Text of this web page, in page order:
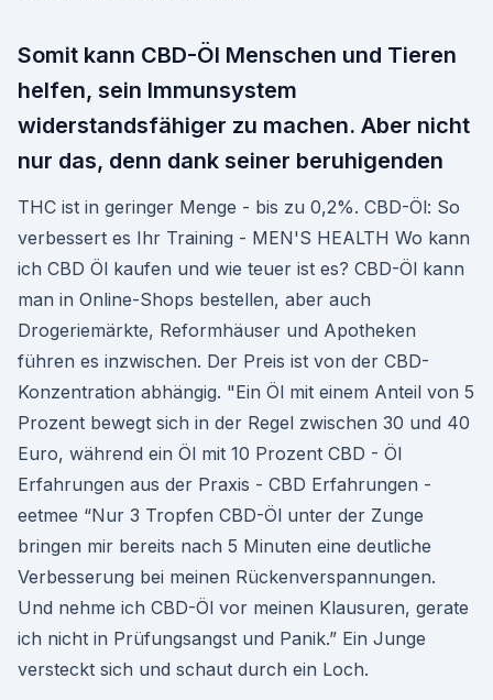
Somit kann CBD-Öl Menschen und Tieren
helfen, sein Immunsystem
widerstandsfähiger zu machen. Aber nicht
nur das, denn dank seiner beruhigenden
THC ist in geringer Menge - bis zu 0,2%. CBD-Öl: So
verbessert es Ihr Training - MEN'S HEALTH Wo kann
ich CBD Öl kaufen und wie teuer ist es? CBD-Öl kann
man in Online-Shops bestellen, aber auch
Drogeriemärkte, Reformhäuser und Apotheken
führen es inzwischen. Der Preis ist von der CBD-
Konzentration abhängig. "Ein Öl mit einem Anteil von 5
Prozent bewegt sich in der Regel zwischen 30 und 40
Euro, während ein Öl mit 10 Prozent CBD - Öl
Erfahrungen aus der Praxis - CBD Erfahrungen -
eetmee “Nur 3 Tropfen CBD-Öl unter der Zunge
bringen mir bereits nach 5 Minuten eine deutliche
Verbesserung bei meinen Rückenverspannungen.
Und nehme ich CBD-Öl vor meinen Klausuren, gerate
ich nicht in Prüfungsangst und Panik.” Ein Junge
versteckt sich und schaut durch ein Loch.